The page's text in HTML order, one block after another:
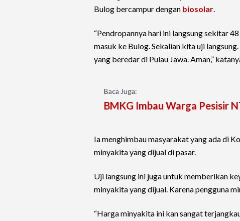
Bulog bercampur dengan biosolar.
“Pendropannya hari ini langsung sekitar
masuk ke Bulog. Sekalian kita uji
yang beredar di Pulau Jawa. Aman,”
Baca Juga:
BMKG Imbau Warga Pesisir
Ia menghimbau masyarakat yang ada di
minyakita yang dijual di pasar.
Uji langsung ini juga untuk memberikan
minyakita yang dijual. Karena pengguna
“Harga minyakita ini kan sangat